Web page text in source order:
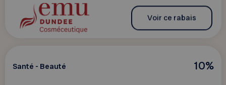
Voir ce rabais
10%
Santé - Beauté